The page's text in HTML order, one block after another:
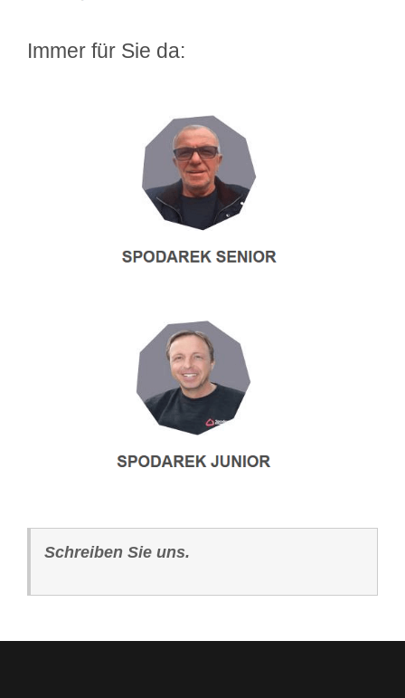
Immer für Sie da:
Schreiben Sie uns.